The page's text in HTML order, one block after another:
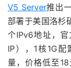
V5 Server推出
部署于美国洛杉
个IPv6地址，
IP），1核1G
量，价格低至